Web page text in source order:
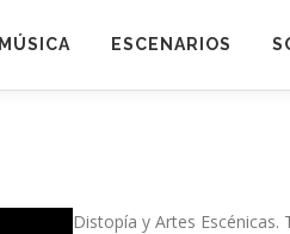
MÚSICA ESCENARIOS
Distopía y Artes